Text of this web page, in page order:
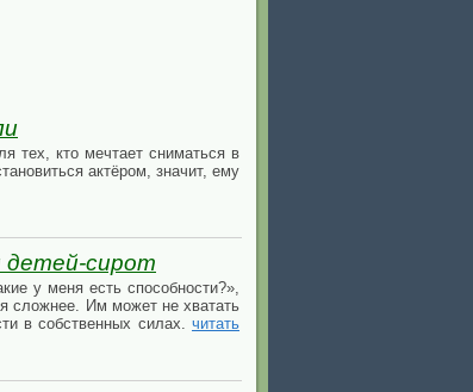
тех, кто мечтает сниматься в
актёром, значит, ему
детей-сирот
у меня есть способности?»,
сложнее. Им может не хватать
в собственных силах. читать